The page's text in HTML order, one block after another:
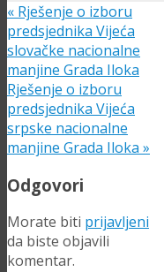
« Rješenje o izboru
predsjednika Vijeća
slovačke nacionalne
manjine Grada Iloka
Rješenje o izboru
predsjednika Vijeća
srpske nacionalne
manjine Grada Iloka »
Odgovori
Morate biti prijavljeni
da biste objavili
komentar.